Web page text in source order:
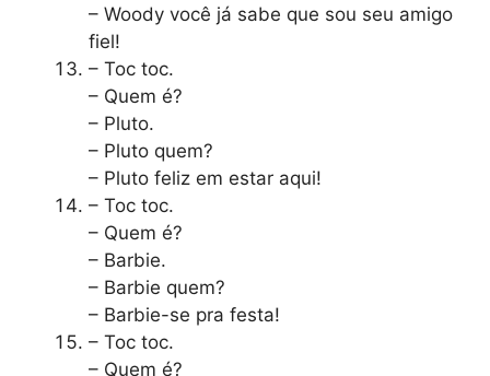
– Woody você já sabe que sou seu amigo
fiel!
– Toc toc.
– Quem é?
– Pluto.
– Pluto quem?
– Pluto feliz em estar aqui!
– Toc toc.
– Quem é?
– Barbie.
– Barbie quem?
– Barbie-se pra festa!
– Toc toc.
– Quem é?